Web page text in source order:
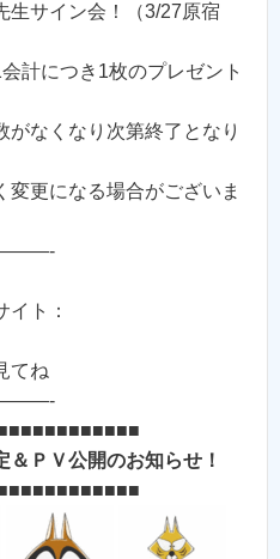
イン会！（3/27原宿
計につき1枚のプレゼント
なくなり次第終了となり
更になる場合がございま
イト：
てね
＆ＰＶ公開のお知らせ！